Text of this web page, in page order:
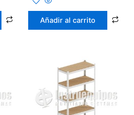
Añadir al carrito